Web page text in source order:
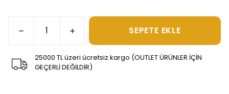
SEPETE EKLE
25000 TL üzeri ücretsiz kargo (OUTLET ÜRÜNLER İÇİN
GEÇERLİ DEĞİLDİR)